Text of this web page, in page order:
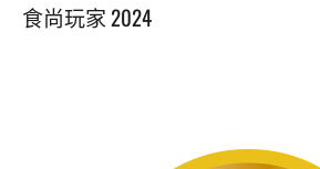
食尚玩家 2024